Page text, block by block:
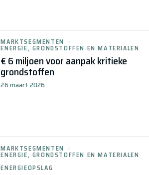
€ 6 miljoen voor aanpak kritieke
grondstoffen
26 maart 2026
MARKTSEGMENTEN
ENERGIE, GRONDSTOFFEN EN MATERIALEN
MARKTSEGMENTEN
ENERGIE, GRONDSTOFFEN EN MATERIALEN
ENERGIEOPSLAG